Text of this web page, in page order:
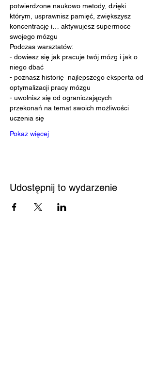
potwierdzone naukowo metody, dzięki
którym, usprawnisz pamięć, zwiększysz
koncentrację i… aktywujesz supermoce
swojego mózgu
Podczas warsztatów:
- dowiesz się jak pracuje twój mózg i jak o
niego dbać
- poznasz historię  najlepszego eksperta od
optymalizacji pracy mózgu
- uwolnisz się od ograniczających
przekonań na temat swoich możliwości
uczenia się
Pokaż więcej
Udostępnij to wydarzenie